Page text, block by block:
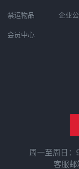
禁运物品
会员中心
企业
周一至周日：
客服